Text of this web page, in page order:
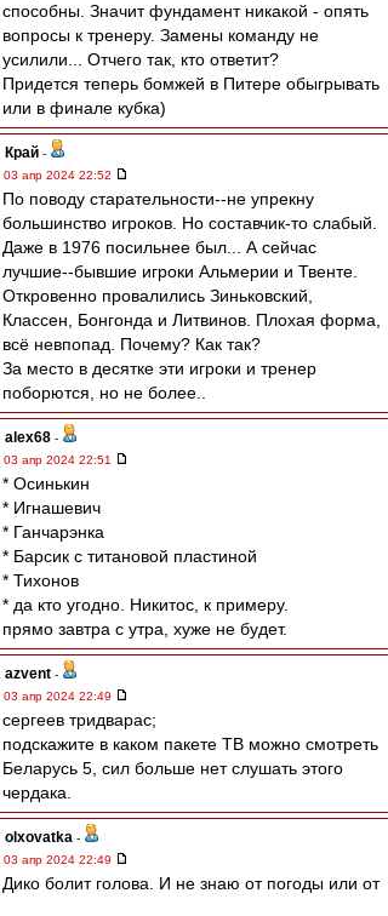
способны. Значит фундамент никакой - опять
вопросы к тренеру. Замены команду не
усилили... Отчего так, кто ответит?
Придется теперь бомжей в Питере обыгрывать
или в финале кубка)
Край -
03 апр 2024 22:52
По поводу старательности--не упрекну
большинство игроков. Но составчик-то слабый.
Даже в 1976 посильнее был... А сейчас
лучшие--бывшие игроки Альмерии и Твенте.
Откровенно провалились Зиньковский,
Классен, Бонгонда и Литвинов. Плохая форма,
всё невпопад. Почему? Как так?
За место в десятке эти игроки и тренер
поборются, но не более..
alex68 -
03 апр 2024 22:51
* Осинькин
* Игнашевич
* Ганчарэнка
* Барсик с титановой пластиной
* Тихонов
* да кто угодно. Никитос, к примеру.
прямо завтра с утра, хуже не будет.
azvent -
03 апр 2024 22:49
сергеев тридварас;
подскажите в каком пакете ТВ можно смотреть
Беларусь 5, сил больше нет слушать этого
чердака.
olxovatka -
03 апр 2024 22:49
Дико болит голова. И не знаю от погоды или от